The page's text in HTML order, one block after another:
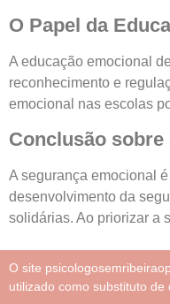
O Papel da
A educação emocional
reconhecimento e
emocional nas escolas
Conclusão
A segurança emocional
desenvolvimento da
solidárias. Ao priorizar a
O site
utilizado como substituto